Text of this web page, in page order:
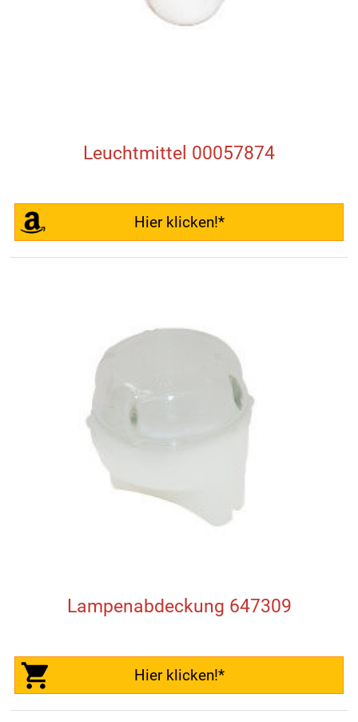
Leuchtmittel 00057874
Hier klicken!*
Lampenabdeckung 647309
Hier klicken!*